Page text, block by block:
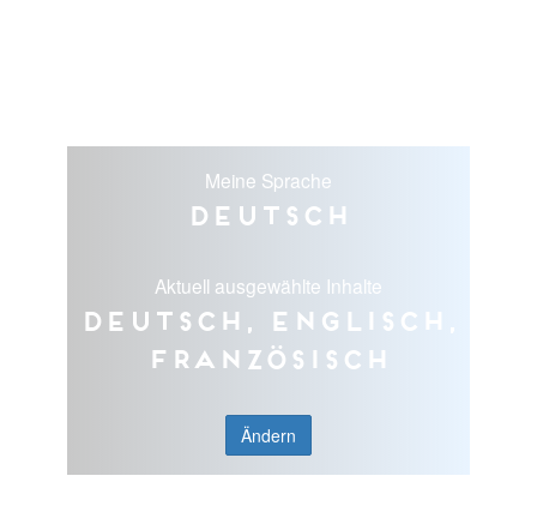
Meine Sprache
Deutsch
Aktuell ausgewählte Inhalte
Deutsch, Englisch,
Französisch
Ändern